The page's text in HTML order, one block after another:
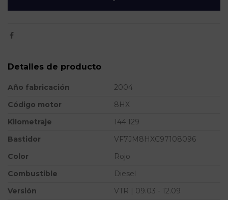
Detalles de producto
Año fabricación
2004
Código motor
8HX
Kilometraje
144.129
Bastidor
VF7JM8HXC97108096
Color
Rojo
Combustible
Diesel
Versión
VTR | 09.03 - 12.09